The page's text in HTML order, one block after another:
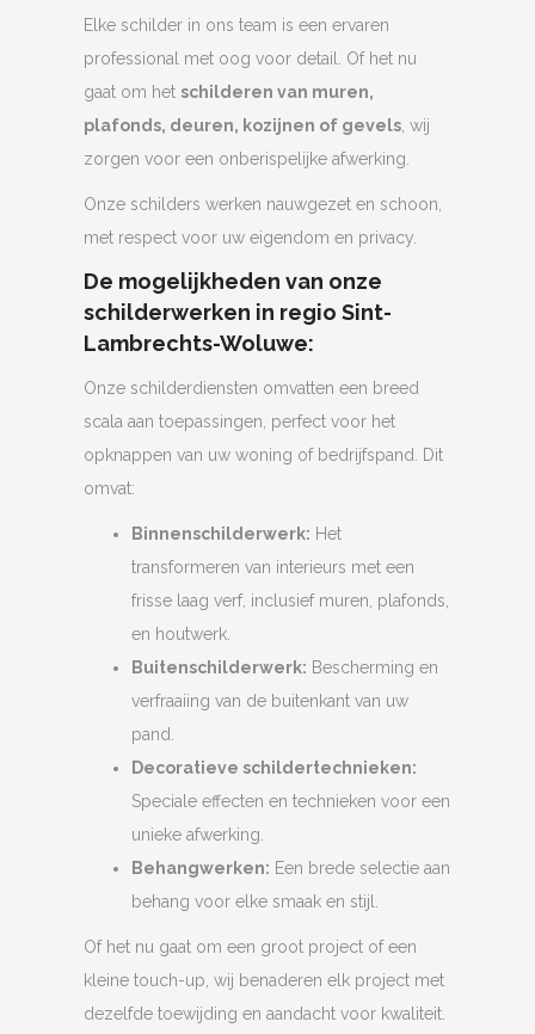
Elke schilder in ons team is een ervaren
professional met oog voor detail. Of het nu
gaat om het schilderen van muren,
plafonds, deuren, kozijnen of gevels, wij
zorgen voor een onberispelijke afwerking.
Onze schilders werken nauwgezet en schoon,
met respect voor uw eigendom en privacy.
De mogelijkheden van onze
schilderwerken in regio Sint-
Lambrechts-Woluwe:
Onze schilderdiensten omvatten een breed
scala aan toepassingen, perfect voor het
opknappen van uw woning of bedrijfspand. Dit
omvat:
Binnenschilderwerk: Het
transformeren van interieurs met een
frisse laag verf, inclusief muren, plafonds,
en houtwerk.
Buitenschilderwerk: Bescherming en
verfraaiing van de buitenkant van uw
pand.
Decoratieve schildertechnieken:
Speciale effecten en technieken voor een
unieke afwerking.
Behangwerken: Een brede selectie aan
behang voor elke smaak en stijl.
Of het nu gaat om een groot project of een
kleine touch-up, wij benaderen elk project met
dezelfde toewijding en aandacht voor kwaliteit.